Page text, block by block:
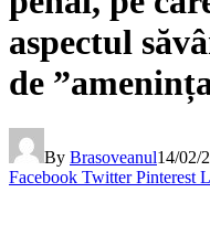
aspectul
de
By Brasoveanul14/02/
Facebook Twitter Pinterest